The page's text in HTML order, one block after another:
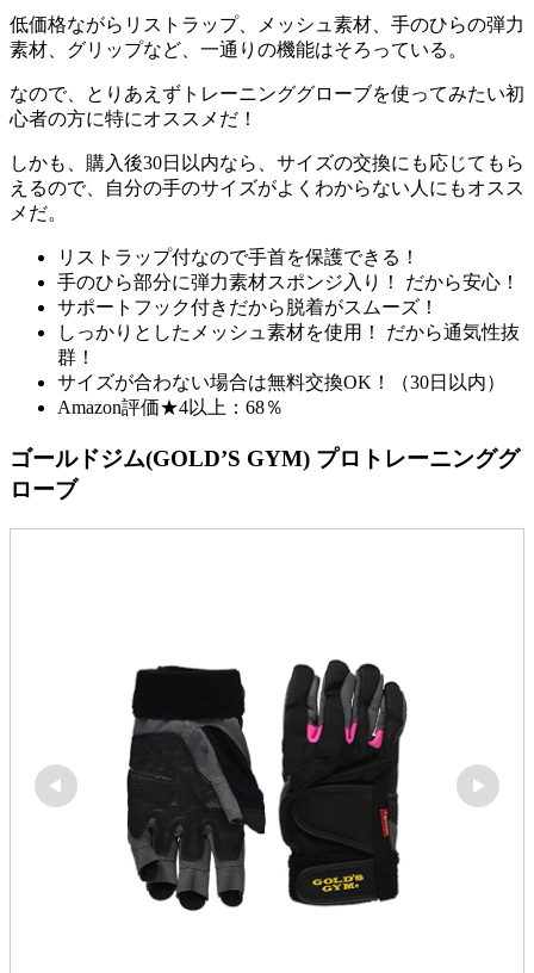
低価格ながら リストラップ、 メッシュ素材
手のひらの弾力
素材
グリップなど、一通りの機能はそろっている。
なので、とりあえずトレーニンググローブを使ってみたい初
心者の方に特にオススメだ！
しかも、 購入後30日以内なら、サイズの交換にも応じてもら
えるので、自分の手のサイズがよくわからない人にもオスス
メだ。
リストラップ付なので手首を保護できる！
手のひら部分に弾力素材スポンジ入り！ だから安心！
サポートフック付きだから脱着がスムーズ！
しっかりとしたメッシュ素材を使用！ だから通気性抜
群！
サイズが合わない場合は無料交換OK！（30日以内）
Amazon評価★4以上：68％
ゴールドジム(GOLD’S GYM) プロトレーニンググ
ローブ